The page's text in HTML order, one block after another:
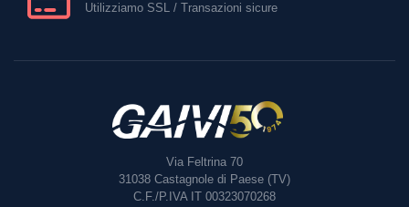
Utilizziamo SSL / Transazioni sicure
Via Feltrina 70
31038 Castagnole di Paese (TV)
C.F./P.IVA IT 00323070268